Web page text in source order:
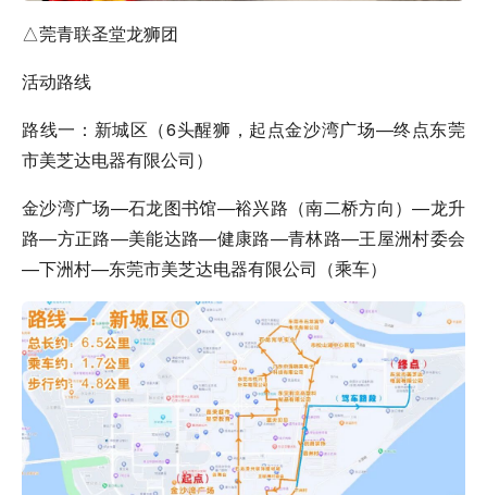
△莞青联圣堂龙狮团
活动路线
路线一：新城区（6头醒狮，起点金沙湾广场—终点东莞
市美芝达电器有限公司）
金沙湾广场—石龙图书馆—裕兴路（南二桥方向）—龙升
路—方正路—美能达路—健康路—青林路—王屋洲村委会
—下洲村—东莞市美芝达电器有限公司（乘车）